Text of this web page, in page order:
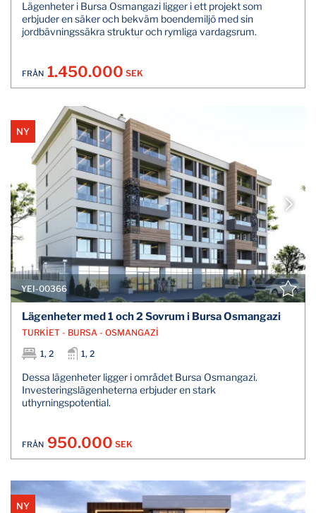
Lägenheter i Bursa Osmangazi ligger i ett projekt som
erbjuder en säker och bekväm boendemiljö med sin
jordbävningssäkra struktur och rymliga vardagsrum.
FRÅN 1.450.000 SEK
NY
YEI-00366
Lägenheter med 1 och 2 Sovrum i Bursa Osmangazi
TURKİET - BURSA - OSMANGAZİ
1, 2
1, 2
Dessa lägenheter ligger i området Bursa Osmangazi.
Investeringslägenheterna erbjuder en stark
uthyrningspotential.
FRÅN 950.000 SEK
NY